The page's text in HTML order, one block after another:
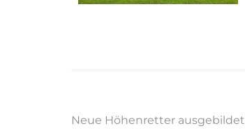
Neue Höhenretter ausgebildet